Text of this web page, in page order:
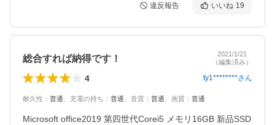
違反報告 いいね 19
総合すれば納得です！
2021/1/21
（編集済み）
4 ty1********さん
耐久性 ： 普通 充電の持ち ： 普通 音質 ： 普通 画質 ： 普通
Microsoft office2019 第四世代Corei5 メモリ16GB 新品SSD